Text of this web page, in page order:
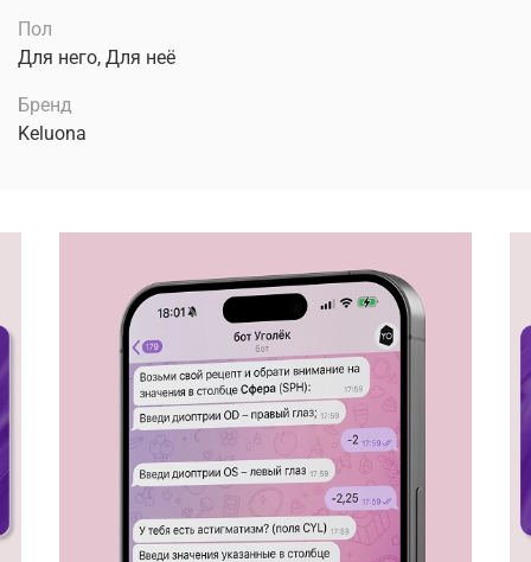
Пол
Для него, Для неё
Бренд
Keluona